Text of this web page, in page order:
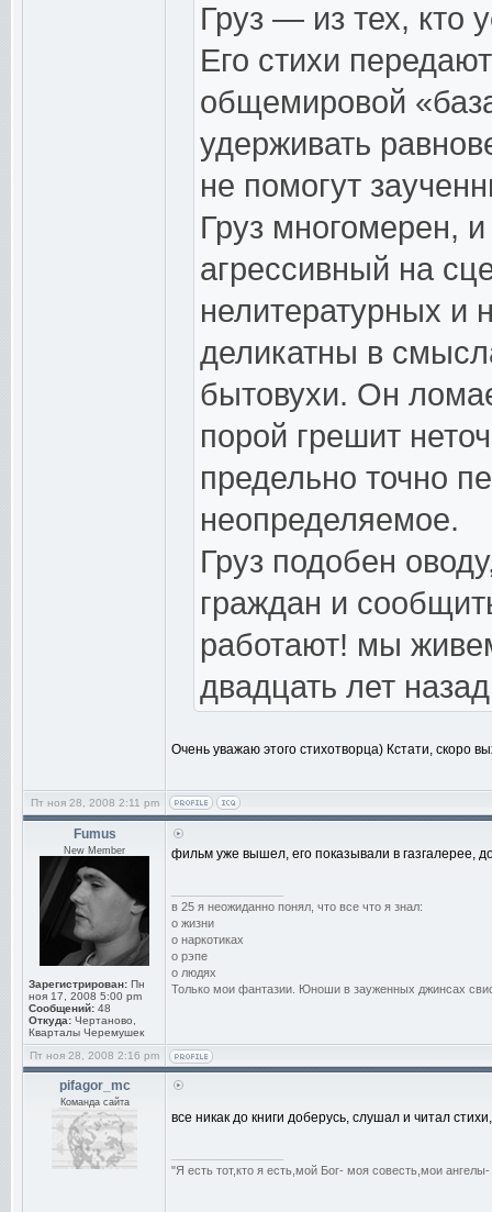
Груз — из тех, кто
Его стихи
общемировой
удерживать
не помогут
Груз многомерен,
агрессивный на
нелитературных и
деликатны в
бытовухи. Он
порой грешит
предельно точно
неопределяемое.
Груз подобен
граждан и
работают! мы
двадцать лет
Очень уважаю этого стихотворца) Кстати, скоро
Пт ноя 28, 2008 2:11 pm
Fumus
New Member
Зарегистрирован: Пн
ноя 17, 2008 5:00 pm
Сообщений: 48
Откуда: Чертаново,
Кварталы Черемушек
фильм уже вышел, его показывали в газгалерее,
в 25 я неожиданно понял, что все что я знал:
о жизни
о наркотиках
о рэпе
о людях
Только мои фантазии. Юноши в зауженных джинсах
Пт ноя 28, 2008 2:16 pm
pifagor_mc
Команда сайта
все никак до книги доберусь, слушал и читал
"Я есть тот,кто я есть,мой Бог- моя совесть,мои